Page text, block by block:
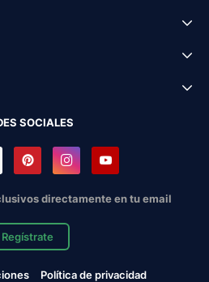
SOCIALES
directamente en tu email
Regístrate
Política de privacidad